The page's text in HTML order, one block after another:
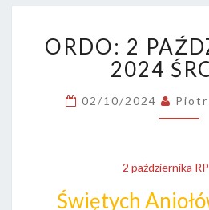
2
ORDO: 2
2024
02/10/2024 Piotr
2 października
Świętych